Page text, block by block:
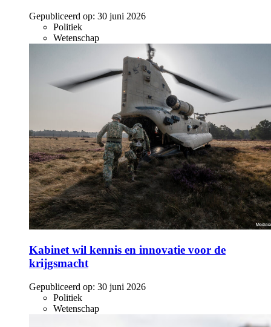
Gepubliceerd op: 30 juni 2026
Politiek
Wetenschap
Kabinet wil kennis en innovatie voor de
krijgsmacht
Gepubliceerd op: 30 juni 2026
Politiek
Wetenschap